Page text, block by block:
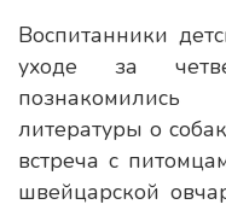
Воспитанники
уходе за
литературы о
встреча с
швейцарской